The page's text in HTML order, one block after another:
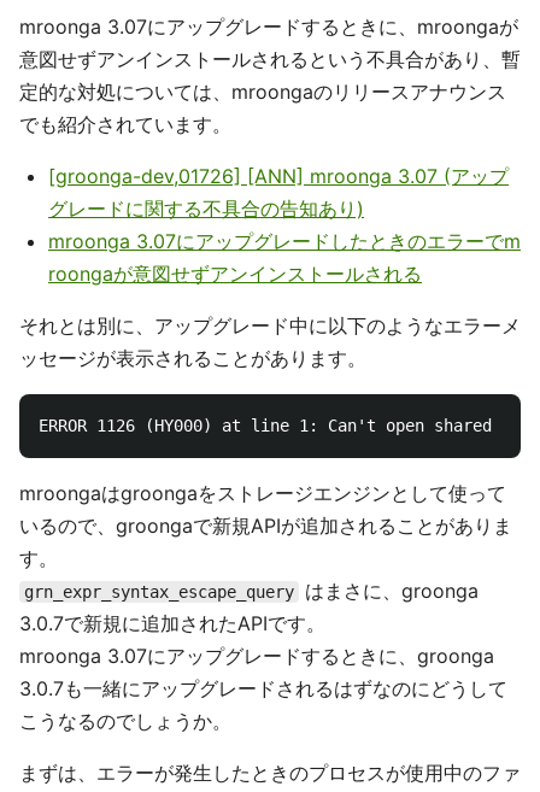
mroonga 3.07にアップグレードするときに、mroongaが
意図せずアンインストールされるという不具合があり、暫
定的な対処については、mroongaのリリースアナウンス
でも紹介されています。
[groonga-dev,01726] [ANN] mroonga 3.07 (アップ
グレードに関する不具合の告知あり)
mroonga 3.07にアップグレードしたときのエラーでm
roongaが意図せずアンインストールされる
それとは別に、アップグレード中に以下のようなエラーメ
ッセージが表示されることがあります。
mroongaはgroongaをストレージエンジンとして使って
いるので、groongaで新規APIが追加されることがありま
す。
grn_expr_syntax_escape_query
はまさに、groonga
3.0.7で新規に追加されたAPIです。
mroonga 3.07にアップグレードするときに、groonga
3.0.7も一緒にアップグレードされるはずなのにどうして
こうなるのでしょうか。
まずは、エラーが発生したときのプロセスが使用中のファ